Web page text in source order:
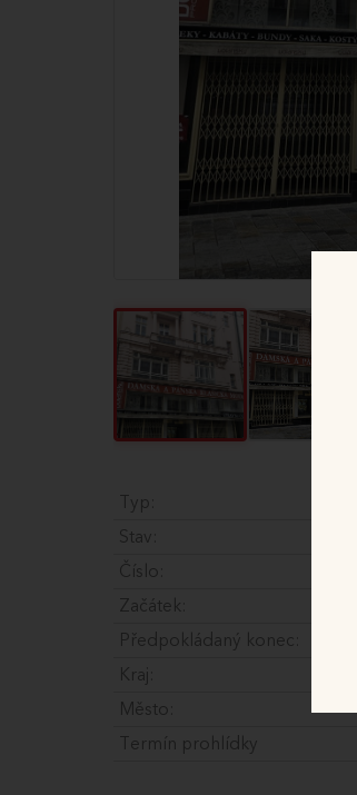
Typ:
Stav:
Číslo:
Začátek:
Předpokládaný konec:
Kraj:
Město:
Termín prohlídky